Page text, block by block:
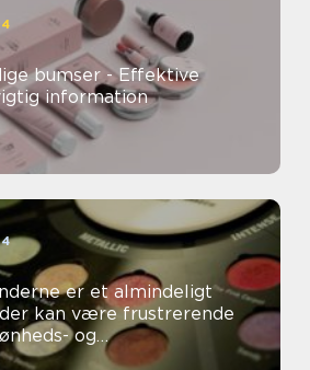
bumser - Effektive
information
er et almindeligt
kan være frustrerende
og